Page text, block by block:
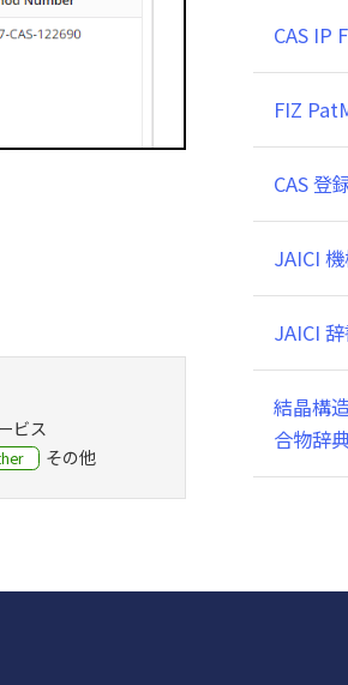
ビス
その他
CAS IP
FIZ
CAS 登
JAICI
JAICI
結晶構
合物辞